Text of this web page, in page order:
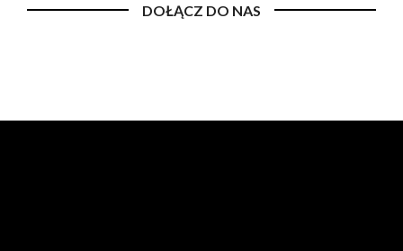
DOŁĄCZ DO NAS